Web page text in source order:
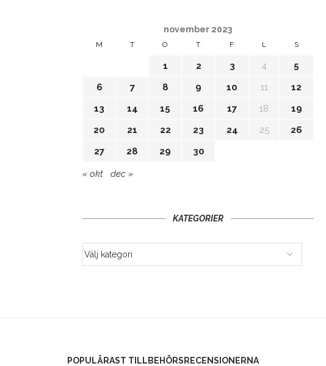
november 2023
M T O T F L S
1 2 3 4
5
6
7 8 9 10 11
12
13
14 15 16 17 18
19
20
21 22 23 24 25
26
27
28 29 30
« okt dec »
KATEGORIER
POPULÄRAST TILLBEHÖRSRECENSIONERNA